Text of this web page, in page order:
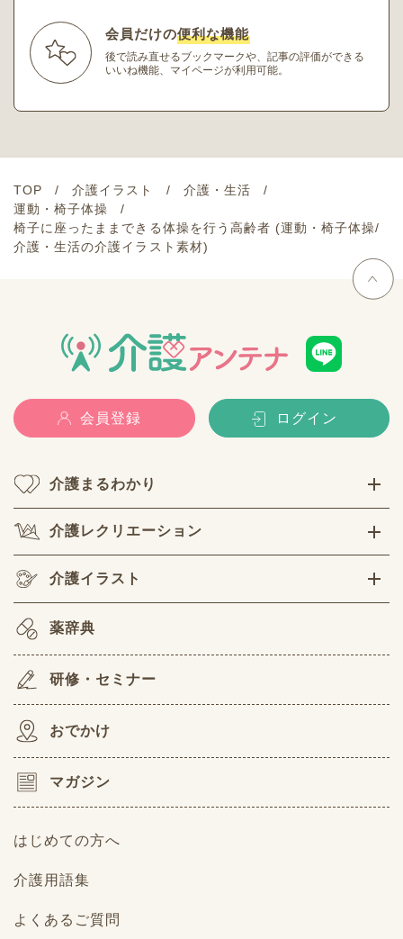
会員だけの便利な機能
後で読み直せるブックマークや、記事の評価ができる
いいね機能、マイページが利用可能。
TOP 介護イラスト
介護・生活
運動・椅子体操
椅子に座ったままできる体操を行う高齢者 (運動・椅子体操/
介護・生活の介護イラスト素材)
会員登録 ログイン
介護まるわかり
介護レクリエーション
介護イラスト
薬辞典
研修・セミナー
おでかけ
マガジン
はじめての方へ
介護用語集
よくあるご質問